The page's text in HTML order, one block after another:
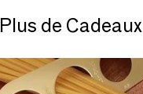
Plus de Cadeaux